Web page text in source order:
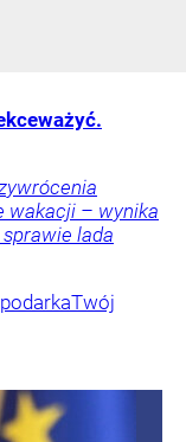
wakacji – wynika
sprawie lada
Twój